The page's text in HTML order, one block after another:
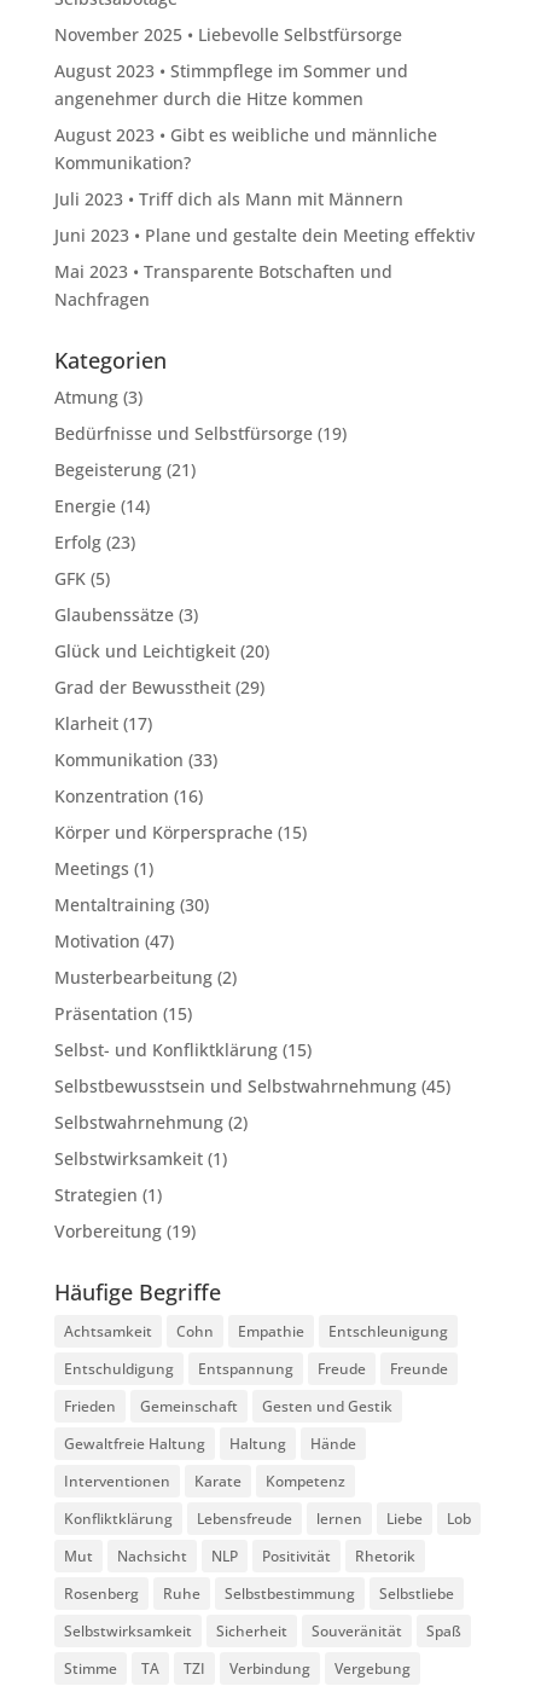
November 2025 • Liebevolle Selbstfürsorge
August 2023 • Stimmpflege im Sommer und
angenehmer durch die Hitze kommen
August 2023 • Gibt es weibliche und männliche
Kommunikation?
Juli 2023 • Triff dich als Mann mit Männern
Juni 2023 • Plane und gestalte dein Meeting effektiv
Mai 2023 • Transparente Botschaften und
Nachfragen
Kategorien
Atmung(3)
Bedürfnisse und Selbstfürsorge(19)
Begeisterung(21)
Energie(14)
Erfolg(23)
GFK(5)
Glaubenssätze(3)
Glück und Leichtigkeit(20)
Grad der Bewusstheit(29)
Klarheit(17)
Kommunikation (33)
Konzentration (16)
Körper und Körpersprache(15)
Meetings (1)
Mentaltraining(30)
Motivation (47)
Musterbearbeitung(2)
Präsentation (15)
Selbst- und Konfliktklärung(15)
Selbstbewusstsein und Selbstwahrnehmung(45)
Selbstwahrnehmung(2)
Selbstwirksamkeit(1)
Strategien (1)
Vorbereitung(19)
Häufige Begriffe
Achtsamkeit Cohn Empathie
Entschleunigung
Entschuldigung
Entspannung Freude
Freunde
Frieden
Gemeinschaft
Gesten und Gestik
Gewaltfreie Haltung
Haltung
Hände
Interventionen
Karate
Kompetenz
Konfliktklärung
Lebensfreude lernen Liebe
Lob
Mut
Nachsicht NLP Positivität
Rhetorik
Rosenberg
Ruhe Selbstbestimmung
Selbstliebe
Selbstwirksamkeit
Sicherheit Souveränität
Spaß
Stimme
TA TZI Verbindung
Vergebung